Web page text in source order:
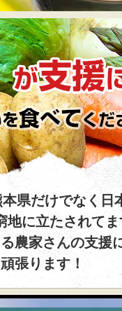
粒で甘くて美味しい
い！
県だけでなく日
に立たされてま
農家さんの支援
張ります！